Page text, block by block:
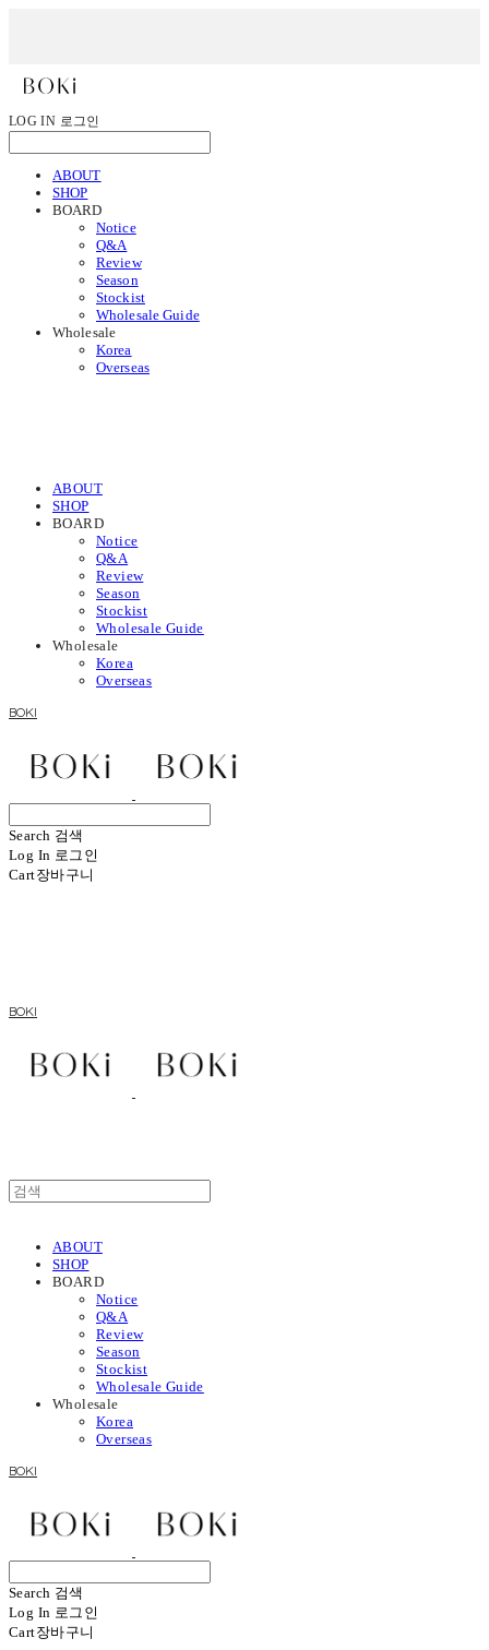
LOG IN 로그인
ABOUT
SHOP
BOARD
Notice
Q&A
Review
Season
Stockist
Wholesale Guide
Wholesale
Korea
Overseas
ABOUT
SHOP
BOARD
Notice
Q&A
Review
Season
Stockist
Wholesale Guide
Wholesale
Korea
Overseas
BOKI
Search 검색
Log In 로그인
Cart장바구니
BOKI
ABOUT
SHOP
BOARD
Notice
Q&A
Review
Season
Stockist
Wholesale Guide
Wholesale
Korea
Overseas
BOKI
Search 검색
Log In 로그인
Cart장바구니